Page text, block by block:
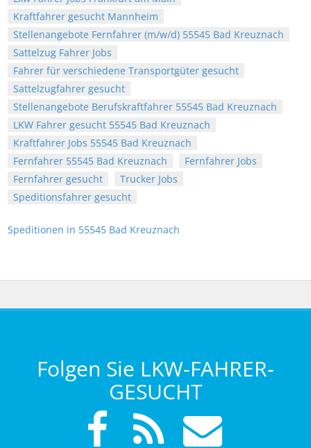
Kraftfahrer gesucht Mannheim
Stellenangebote Fernfahrer (m/w/d) 55545 Bad Kreuznach
Sattelzug Fahrer Jobs
Fahrer für verschiedene Transportgüter gesucht
Sattelzugfahrer gesucht
Stellenangebote Berufskraftfahrer 55545 Bad Kreuznach
LKW Fahrer gesucht 55545 Bad Kreuznach
Kraftfahrer Jobs 55545 Bad Kreuznach
Fernfahrer 55545 Bad Kreuznach
Fernfahrer Jobs
Fernfahrer gesucht
Trucker Jobs
Speditionsfahrer gesucht
Speditionen in 55545 Bad Kreuznach
Folgen Sie LKW-FAHRER-
GESUCHT